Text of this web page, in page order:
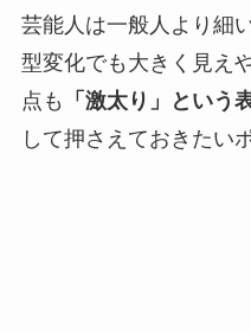
芸能人は一般人より細
型変化でも大きく見え
点も
「激太り」という
して押さえておきたい